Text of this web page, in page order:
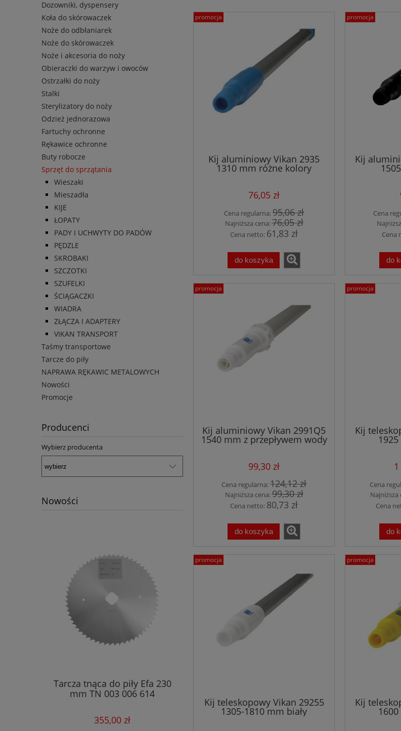
Dozowniki, dyspensery
Koła do skórowaczek
Noże do odbłaniarek
Noże do skórowaczek
Noże i akcesoria do noży
Obieraczki do warzyw i owoców
Ostrzałki do noży
Stalki
Sterylizatory do noży
Odzież jednorazowa
Fartuchy ochronne
Rękawice ochronne
Buty robocze
Sprzęt do sprzątania
Wieszaki
Mieszadła
KIJE
ŁOPATY
PADY I UCHWYTY DO PADÓW
PĘDZLE
SKROBAKI
SZCZOTKI
SZUFELKI
ŚCIĄGACZKI
WIADRA
ZŁĄCZA I ADAPTERY
VIKAN TRANSPORT
Taśmy transportowe
Tarcze do piły
NAPRAWA RĘKAWIC METALOWYCH
Nowości
Promocje
Producenci
Wybierz producenta
Nowości
Tarcza tnąca do piły Efa 230
mm TN 003 006 614
355,00 zł
Kij aluminiowy Vikan 2935
1310 mm różne kolory
76,05 zł
Cena regularna:95,06 zł
Najniższa cena:76,05 zł
Cena netto: 61,83 zł
do koszyka
promocja
Kij
Cena
Cena
do
promocja
Kij aluminiowy Vikan 2991Q5
1540 mm z przepływem wody
biały
99,30 zł
Cena regularna:124,12 zł
Najniższa cena:99,30 zł
Cena netto: 80,73 zł
do koszyka
promocja
Kij
Cena
Najniższa
Cena
do
promocja
Kij teleskopowy Vikan 29255
1305-1810 mm biały
promocja
Kij
promocja